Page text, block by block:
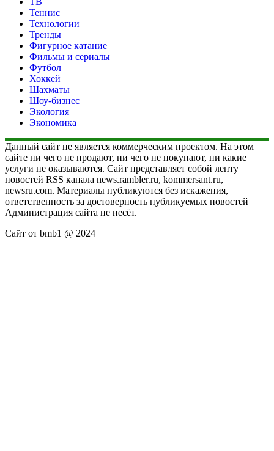
Теннис
Технологии
Тренды
Фигурное катание
Фильмы и сериалы
Футбол
Хоккей
Шахматы
Шоу-бизнес
Экология
Экономика
Данный сайт не является коммерческим проектом. На этом
сайте ни чего не продают, ни чего не покупают, ни какие
услуги не оказываются. Сайт представляет собой ленту
новостей RSS канала news.rambler.ru, kommersant.ru,
newsru.com. Материалы публикуются без искажения,
ответственность за достоверность публикуемых новостей
Администрация сайта не несёт.
Сайт от bmb1 @ 2024